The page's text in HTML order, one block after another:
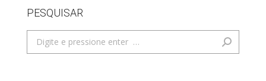
PESQUISAR
Search: